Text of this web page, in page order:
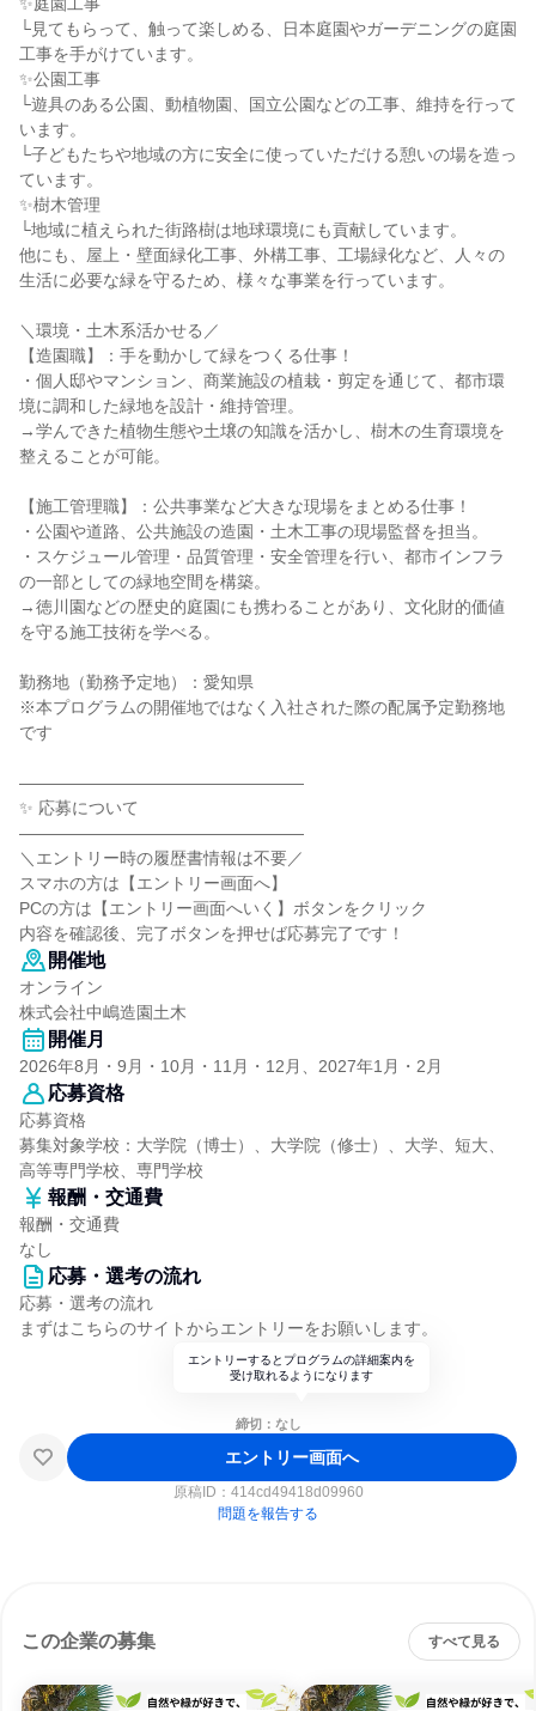
└見てもらって、触って楽しめる、日本庭園やガーデニングの庭園
工事を手がけています。
✨公園工事
└遊具のある公園、動植物園、国立公園などの工事、維持を行って
います。
└子どもたちや地域の方に安全に使っていただける憩いの場を造っ
ています。
✨樹木管理
└地域に植えられた街路樹は地球環境にも貢献しています。
他にも、屋上・壁面緑化工事、外構工事、工場緑化など、人々の
生活に必要な緑を守るため、様々な事業を行っています。
＼環境・土木系活かせる／
【造園職】：手を動かして緑をつくる仕事！
・個人邸やマンション、商業施設の植栽・剪定を通じて、都市環
境に調和した緑地を設計・維持管理。
→学んできた植物生態や土壌の知識を活かし、樹木の生育環境を
整えることが可能。
【施工管理職】：公共事業など大きな現場をまとめる仕事！
・公園や道路、公共施設の造園・土木工事の現場監督を担当。
・スケジュール管理・品質管理・安全管理を行い、都市インフラ
の一部としての緑地空間を構築。
→徳川園などの歴史的庭園にも携わることがあり、文化財的価値
を守る施工技術を学べる。
勤務地（勤務予定地）：愛知県
※本プログラムの開催地ではなく入社された際の配属予定勤務地
です
―――――――――――――――――
✨ 応募について
―――――――――――――――――
＼エントリー時の履歴書情報は不要／
スマホの方は【エントリー画面へ】
PCの方は【エントリー画面へいく】ボタンをクリック
内容を確認後、完了ボタンを押せば応募完了です！
開催地
オンライン
株式会社中嶋造園土木
開催月
2026年8月・9月・10月・11月・12月、2027年1月・2月
応募資格
応募資格
募集対象学校：大学院（博士）、大学院（修士）、大学、短大、
高等専門学校、専門学校
報酬・交通費
報酬・交通費
なし
応募・選考の流れ
応募・選考の流れ
まずはこちらのサイトからエントリーをお願いします。
エントリーするとプログラムの詳細案内を
受け取れるようになります
締切：なし
エントリー画面へ
原稿ID： 414cd49418d09960
問題を報告する
この企業の募集 すべて見る